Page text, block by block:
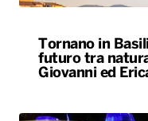
Tornano in
futuro tra
Giovanni ed